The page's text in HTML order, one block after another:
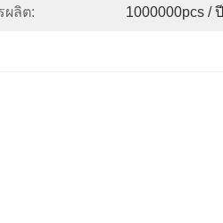
ผลิต: 1000000pcs / ปี